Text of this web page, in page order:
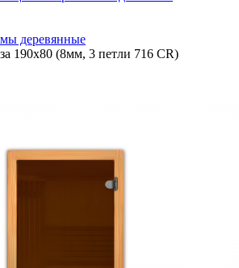
деревянные
190х80 (8мм, 3 петли 716 CR)